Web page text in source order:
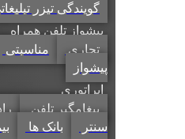
گویندگی تیزر تبلیغاتی
پیشواز تلفن همراه
تجاری
مناسبتی
پیشواز
اپراتوری
پیغامگیر تلفن
رادیو
سنتر
بانک ها